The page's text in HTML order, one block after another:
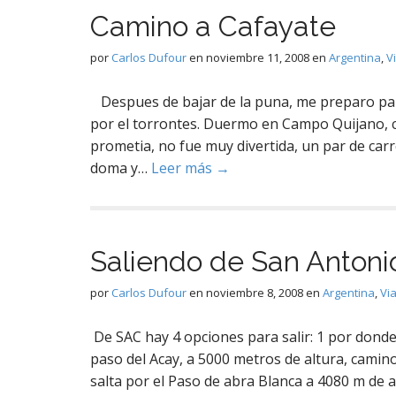
Camino a Cafayate
por Carlos Dufouren noviembre 11, 2008en Argentina,
Despues de bajar de la puna, me preparo
por el torrontes. Duermo en Campo Quijano,
prometia, no fue muy divertida, un par de
doma y… Leer más →
Saliendo de San
por Carlos Dufouren noviembre 8, 2008en Argentina,
De SAC hay 4 opciones para salir: 1 por
paso del Acay, a 5000 metros de altura,
salta por el Paso de abra Blanca a 4080 m